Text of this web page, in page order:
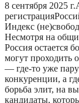
8 сентября 2025 г.
регистрация
Индекс
Несмотря на
Россия остается
могут проходить
— где-то уже пару
конкуренции, а
борьба элит, на
кандидаты,